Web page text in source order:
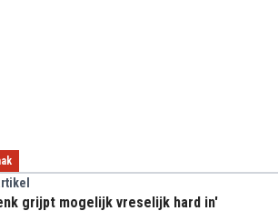
grijpt mogelijk vreselijk hard in'